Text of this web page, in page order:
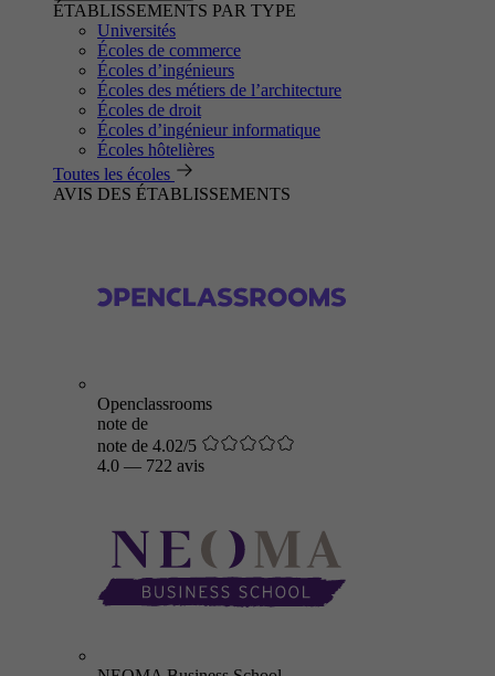
ÉTABLISSEMENTS PAR TYPE
Universités
Écoles de commerce
Écoles d’ingénieurs
Écoles des métiers de l’architecture
Écoles de droit
Écoles d’ingénieur informatique
Écoles hôtelières
Toutes les écoles
AVIS DES ÉTABLISSEMENTS
Openclassrooms
note de
note de 4.02/5
4.0 — 722 avis